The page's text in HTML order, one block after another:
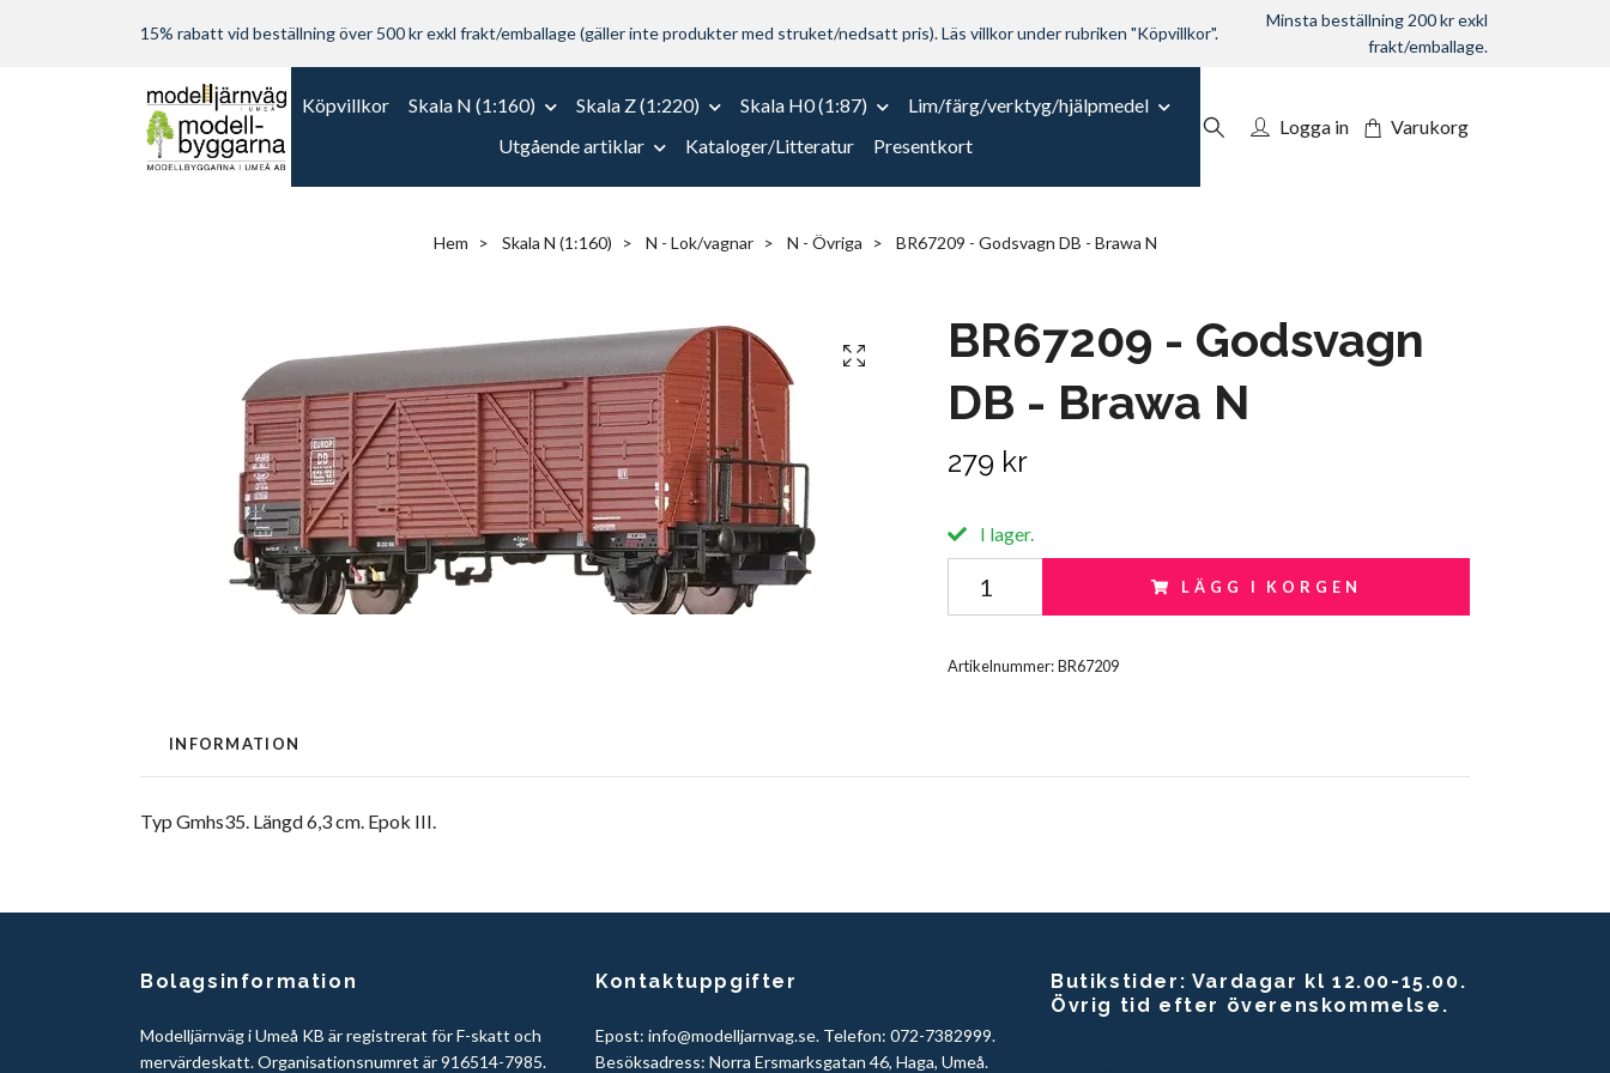
15% rabatt vid beställning över 500 kr exkl frakt/emballage (gäller inte produkter med struket/nedsatt pris). Läs villkor under rubriken "Köpvillkor".
Minsta beställning 200 kr exkl
frakt/emballage.
Köpvillkor Skala N (1:160) Skala Z (1:220) Skala H0 (1:87)
Lim/färg/verktyg/hjälpmedel
Utgående artiklar
Kataloger/Litteratur Presentkort
Logga in Varukorg
Hem Skala N (1:160) N - Lok/vagnar N - Övriga BR67209 - Godsvagn DB - Brawa N
BR67209 - Godsvagn
DB - Brawa N
279 kr
I lager.
LÄGG I KORGEN
Artikelnummer:BR67209
INFORMATION
Typ Gmhs35. Längd 6,3 cm. Epok III.
Bolagsinformation
Modelljärnväg i Umeå KB är registrerat för F-skatt och
mervärdeskatt. Organisationsnumret är 916514-7985.
Kontaktuppgifter
Epost: info@modelljarnvag.se. Telefon: 072-7382999.
Besöksadress: Norra Ersmarksgatan 46, Haga, Umeå.
Butikstider: Vardagar kl 12.00-15.00.
Övrig tid efter överenskommelse.